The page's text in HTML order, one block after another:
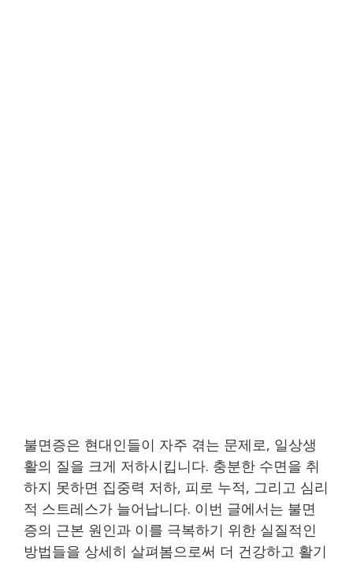
불면증은 현대인들이 자주 겪는 문제로, 일상생
활의 질을 크게 저하시킵니다. 충분한 수면을 취
하지 못하면 집중력 저하, 피로 누적, 그리고 심리
적 스트레스가 늘어납니다. 이번 글에서는 불면
증의 근본 원인과 이를 극복하기 위한 실질적인
방법들을 상세히 살펴봄으로써 더 건강하고 활기